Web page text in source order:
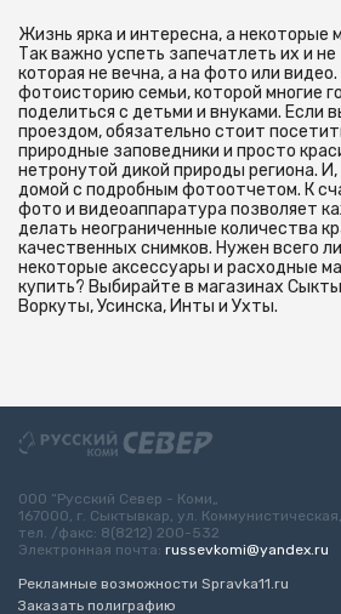
Жизнь ярка и интересна, а некоторые
Так важно успеть запечатлеть их и не
которая не вечна, а на фото или
фотоисторию семьи, которой многие
поделиться с детьми и внуками. Если
проездом, обязательно стоит
природные заповедники и просто
нетронутой дикой природы региона. И,
домой с подробным фотоотчетом. К
фото и видеоаппаратура позволяет
делать неограниченные количества
качественных снимков. Нужен всего
некоторые аксессуары и расходные
купить? Выбирайте в магазинах
Воркуты, Усинска, Инты и Ухты.
ООО “Русский Север - Коми„
167000, г. Сыктывкар, ул.
тел. /факс: 8(8212) 200-532
Электронная почта: russevkomi@yandex.ru
Рекламные возможности Spravka11.ru
Заказать полиграфию